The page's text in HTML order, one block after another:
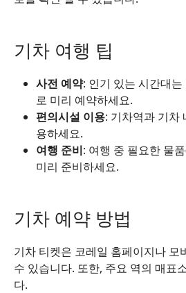
기차 여행 팁
사전 예약: 인기 있는 시간대
로 미리 예약하세요.
편의시설 이용: 기차역과 기차
용하세요.
여행 준비: 여행 중 필요한 물
미리 준비하세요.
기차 예약 방법
기차 티켓은 코레일 홈페이지나 모
수 있습니다. 또한, 주요 역의 매표
다.